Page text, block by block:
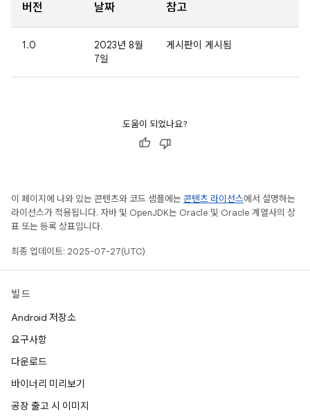
버전 날짜 참고
1.0
2023년 8월
7일
게시판이 게시됨
도움이 되었나요?
이 페이지에 나와 있는 콘텐츠와 코드 샘플에는 콘텐츠 라이선스에서 설명하는
라이선스가 적용됩니다. 자바 및 OpenJDK는 Oracle 및 Oracle 계열사의 상
표 또는 등록 상표입니다.
최종 업데이트: 2025-07-27(UTC)
빌드
Android 저장소
요구사항
다운로드
바이너리 미리보기
공장 출고 시 이미지